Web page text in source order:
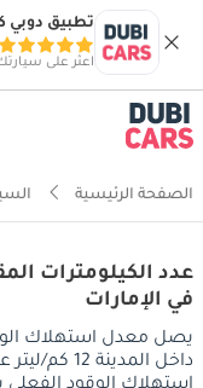
تطبيق دوبي
اعثر على
الصفحة الرئيسية
عدد الكيلومترات
في الإمارات
داخل